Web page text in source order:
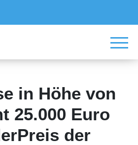
in Höhe von
25.000 Euro
der